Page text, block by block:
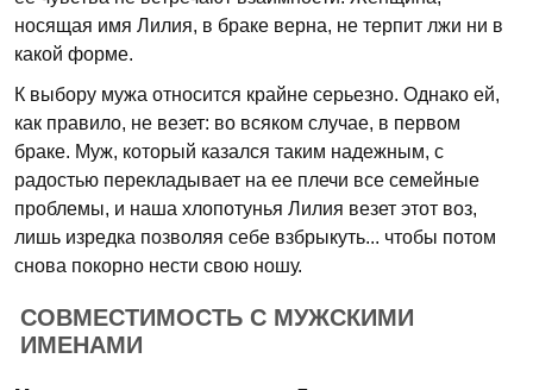
носящая имя Лилия, в браке верна, не терпит лжи ни в
какой форме.
К выбору мужа относится крайне серьезно. Однако ей,
как правило, не везет: во всяком случае, в первом
браке. Муж, который казался таким надежным, с
радостью перекладывает на ее плечи все семейные
проблемы, и наша хлопотунья Лилия везет этот воз,
лишь изредка позволяя себе взбрыкуть... чтобы потом
снова покорно нести свою ношу.
СОВМЕСТИМОСТЬ С МУЖСКИМИ
ИМЕНАМИ